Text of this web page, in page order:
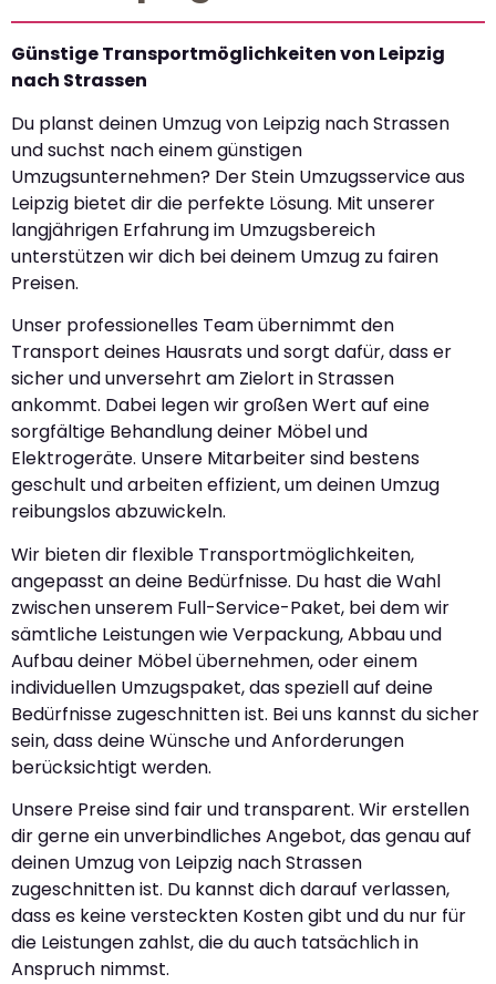
Günstige Transportmöglichkeiten von Leipzig
nach Strassen
Du planst deinen Umzug von Leipzig nach Strassen
und suchst nach einem günstigen
Umzugsunternehmen? Der Stein Umzugsservice aus
Leipzig bietet dir die perfekte Lösung. Mit unserer
langjährigen Erfahrung im Umzugsbereich
unterstützen wir dich bei deinem Umzug zu fairen
Preisen.
Unser professionelles Team übernimmt den
Transport deines Hausrats und sorgt dafür, dass er
sicher und unversehrt am Zielort in Strassen
ankommt. Dabei legen wir großen Wert auf eine
sorgfältige Behandlung deiner Möbel und
Elektrogeräte. Unsere Mitarbeiter sind bestens
geschult und arbeiten effizient, um deinen Umzug
reibungslos abzuwickeln.
Wir bieten dir flexible Transportmöglichkeiten,
angepasst an deine Bedürfnisse. Du hast die Wahl
zwischen unserem Full-Service-Paket, bei dem wir
sämtliche Leistungen wie Verpackung, Abbau und
Aufbau deiner Möbel übernehmen, oder einem
individuellen Umzugspaket, das speziell auf deine
Bedürfnisse zugeschnitten ist. Bei uns kannst du sicher
sein, dass deine Wünsche und Anforderungen
berücksichtigt werden.
Unsere Preise sind fair und transparent. Wir erstellen
dir gerne ein unverbindliches Angebot, das genau auf
deinen Umzug von Leipzig nach Strassen
zugeschnitten ist. Du kannst dich darauf verlassen,
dass es keine versteckten Kosten gibt und du nur für
die Leistungen zahlst, die du auch tatsächlich in
Anspruch nimmst.